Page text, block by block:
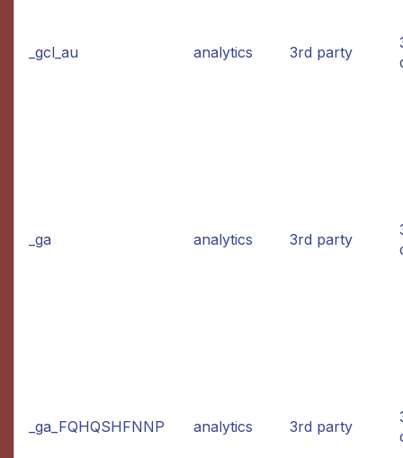
_gcl_au analytics 3rd party
_ga analytics 3rd party
_ga_FQHQSHFNNP analytics 3rd party